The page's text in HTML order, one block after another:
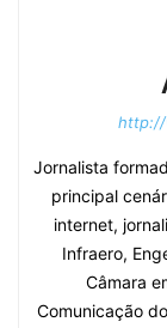
http://
Jornalista
principal
internet,
Infraero,
Câmara
Comunicação